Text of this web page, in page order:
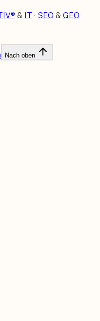
& IT · SEO & GEO
Nach oben